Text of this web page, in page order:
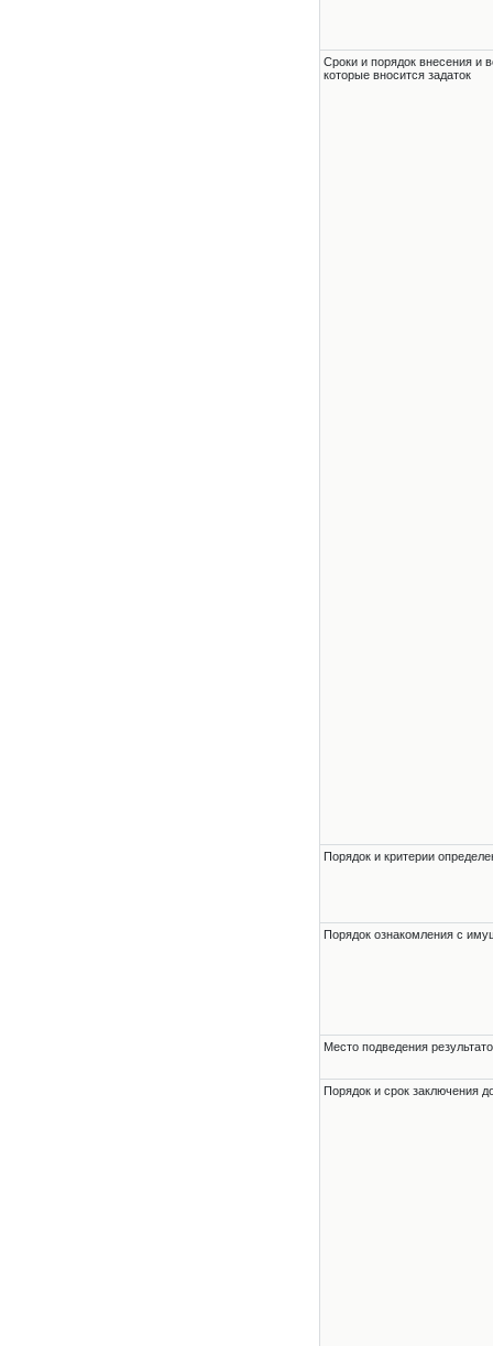
Сроки и порядок внесения и
которые вносится задаток
Порядок и критерии
Порядок ознакомления с
Место подведения
Порядок и срок заключения